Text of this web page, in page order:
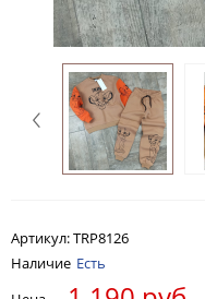
Артикул:TRP8126
Наличие Есть